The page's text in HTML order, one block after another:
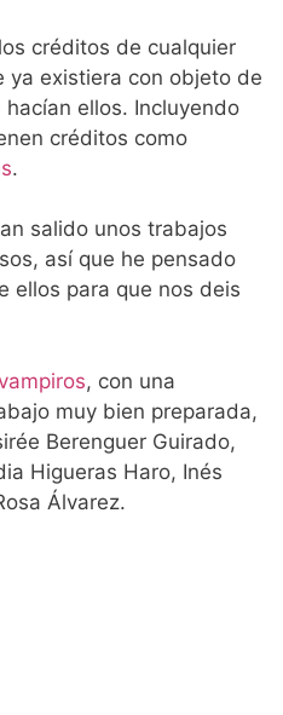
créditos de cualquier
ya existiera con objeto de
ellos. Incluyendo
créditos como
.
salido unos trabajos
así que he pensado
ellos para que nos deis
, con una
muy bien preparada,
Berenguer Guirado,
Higueras Haro, Inés
Álvarez.